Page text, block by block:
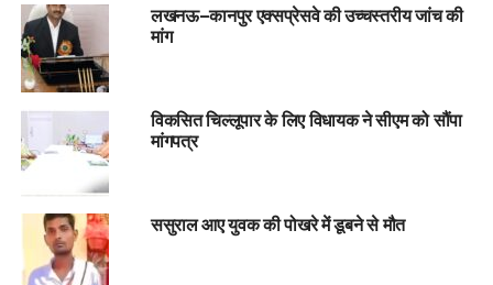
लखनऊ–कानपुर एक्सप्रेसवे की उच्चस्तरीय जांच की
मांग
विकसित चिल्लूपार के लिए विधायक ने सीएम को सौंपा
मांगपत्र
ससुराल आए युवक की पोखरे में डूबने से मौत